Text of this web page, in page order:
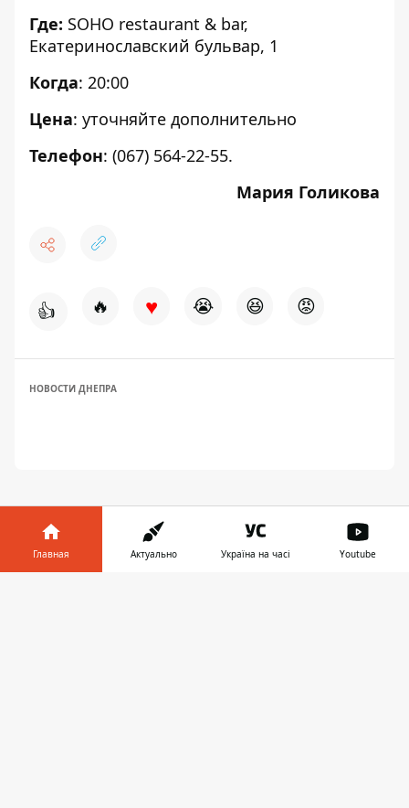
Где: SOHO restaurant & bar,
Екатеринославский бульвар, 1
Когда: 20:00
Цена: уточняйте дополнительно
Телефон: (067) 564-22-55.
Мария Голикова
👍 🔥 ♥ 😭 😆 😡
НОВОСТИ ДНЕПРА
Главная Актуально Україна на часі Youtube